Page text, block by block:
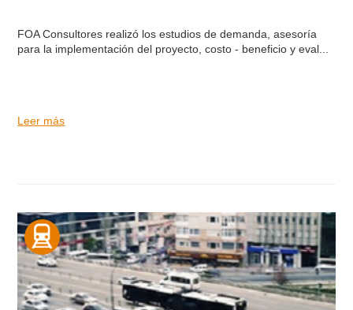
FOA Consultores realizó los estudios de demanda, asesoría
para la implementación del proyecto, costo - beneficio y eval...
Leer más